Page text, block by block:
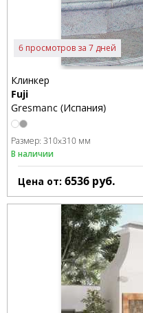
6 просмотров за 7 дней
Клинкер
Fuji
Gresmanc (Испания)
Размер: 310x310 мм
В наличии
Цена от: 6536 руб.